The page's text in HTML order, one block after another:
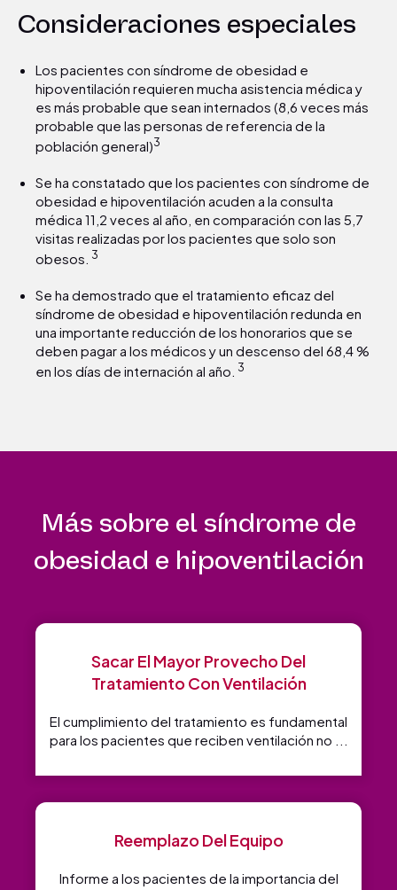
Consideraciones especiales
Los pacientes con síndrome de obesidad e
hipoventilación requieren mucha asistencia médica y
es más probable que sean internados (8,6 veces más
probable que las personas de referencia de la
población general)3
Se ha constatado que los pacientes con síndrome de
obesidad e hipoventilación acuden a la consulta
médica 11,2 veces al año, en comparación con las 5,7
visitas realizadas por los pacientes que solo son
obesos. 3
Se ha demostrado que el tratamiento eficaz del
síndrome de obesidad e hipoventilación redunda en
una importante reducción de los honorarios que se
deben pagar a los médicos y un descenso del 68,4 %
en los días de internación al año. 3
Más sobre el síndrome de
obesidad e hipoventilación
Sacar El Mayor Provecho Del
Tratamiento Con Ventilación
El cumplimiento del tratamiento es fundamental
para los pacientes que reciben ventilación no ...
Reemplazo Del Equipo
Informe a los pacientes de la importancia del